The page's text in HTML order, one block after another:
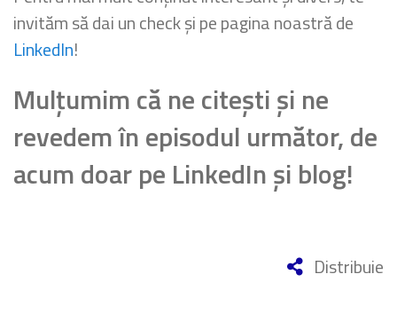
invităm să dai un check și pe pagina noastră de
LinkedIn!
Mulțumim că ne citești și ne
revedem în episodul următor, de
acum doar pe LinkedIn și blog!
Distribuie